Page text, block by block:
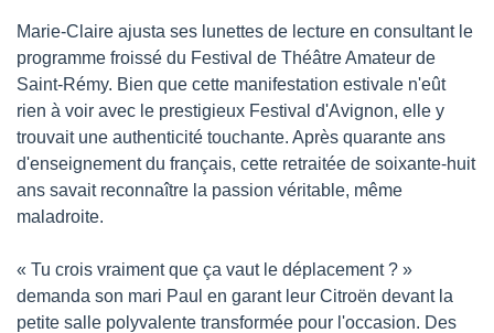
Marie-Claire ajusta ses lunettes de lecture en consultant le
programme froissé du Festival de Théâtre Amateur de
Saint-Rémy. Bien que cette manifestation estivale n'eût
rien à voir avec le prestigieux Festival d'Avignon, elle y
trouvait une authenticité touchante. Après quarante ans
d'enseignement du français, cette retraitée de soixante-huit
ans savait reconnaître la passion véritable, même
maladroite.
« Tu crois vraiment que ça vaut le déplacement ? »
demanda son mari Paul en garant leur Citroën devant la
petite salle polyvalente transformée pour l'occasion. Des